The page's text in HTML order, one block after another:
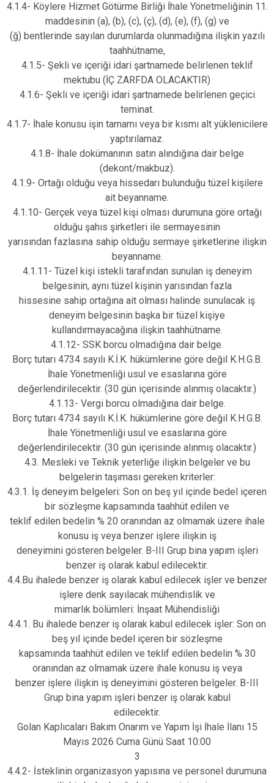
4.1.4- Köylere Hizmet Götürme Birliği İhale Yönetmeliğinin 11.
maddesinin (a), (b), (c), (ç), (d), (e), (f), (g) ve
(ğ) bentlerinde sayılan durumlarda olunmadığına ilişkin yazılı
taahhütname,
4.1.5- Şekli ve içeriği idari şartnamede belirlenen teklif
mektubu (İÇ ZARFDA OLACAKTIR)
4.1.6- Şekli ve içeriği idari şartnamede belirlenen geçici
teminat.
4.1.7- İhale konusu işin tamamı veya bir kısmı alt yüklenicilere
yaptırılamaz.
4.1.8- İhale dokümanının satın alındığına dair belge
(dekont/makbuz).
4.1.9- Ortağı olduğu veya hissedarı bulunduğu tüzel kişilere
ait beyanname.
4.1.10- Gerçek veya tüzel kişi olması durumuna göre ortağı
olduğu şahıs şirketleri ile sermayesinin
yarısından fazlasına sahip olduğu sermaye şirketlerine ilişkin
beyanname.
4.1.11- Tüzel kişi istekli tarafından sunulan iş deneyim
belgesinin, aynı tüzel kişinin yarısından fazla
hissesine sahip ortağına ait olması halinde sunulacak iş
deneyim belgesinin başka bir tüzel kişiye
kullandırmayacağına ilişkin taahhütname.
4.1.12- SSK borcu olmadığına dair belge.
Borç tutarı 4734 sayılı K.İ.K. hükümlerine göre değil K.H.G.B.
İhale Yönetmenliği usul ve esaslarına göre
değerlendirilecektir. (30 gün içerisinde alınmış olacaktır.)
4.1.13- Vergi borcu olmadığına dair belge.
Borç tutarı 4734 sayılı K.İ.K. hükümlerine göre değil K.H.G.B.
İhale Yönetmenliği usul ve esaslarına göre
değerlendirilecektir. (30 gün içerisinde alınmış olacaktır.)
4.3. Mesleki ve Teknik yeterliğe ilişkin belgeler ve bu
belgelerin taşıması gereken kriterler:
4.3.1. İş deneyim belgeleri: Son on beş yıl içinde bedel içeren
bir sözleşme kapsamında taahhüt edilen ve
teklif edilen bedelin % 20 oranından az olmamak üzere ihale
konusu iş veya benzer işlere ilişkin iş
deneyimini gösteren belgeler. B-III Grup bina yapım işleri
benzer iş olarak kabul edilecektir.
4.4.Bu ihalede benzer iş olarak kabul edilecek işler ve benzer
işlere denk sayılacak mühendislik ve
mimarlık bölümleri: İnşaat Mühendisliği
4.4.1. Bu ihalede benzer iş olarak kabul edilecek işler: Son on
beş yıl içinde bedel içeren bir sözleşme
kapsamında taahhüt edilen ve teklif edilen bedelin % 30
oranından az olmamak üzere ihale konusu iş veya
benzer işlere ilişkin iş deneyimini gösteren belgeler. B-III
Grup bina yapım işleri benzer iş olarak kabul
edilecektir.
Golan Kaplıcaları Bakım Onarım ve Yapım İşi İhale İlanı 15
Mayıs 2026 Cuma Günü Saat 10:00
3
4.4.2- İsteklinin organizasyon yapısına ve personel durumuna